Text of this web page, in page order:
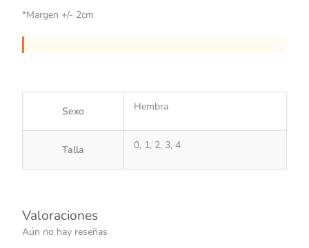
*Margen +/- 2cm
Sexo Hembra
Talla 0, 1, 2, 3, 4
Valoraciones
Aún no hay reseñas